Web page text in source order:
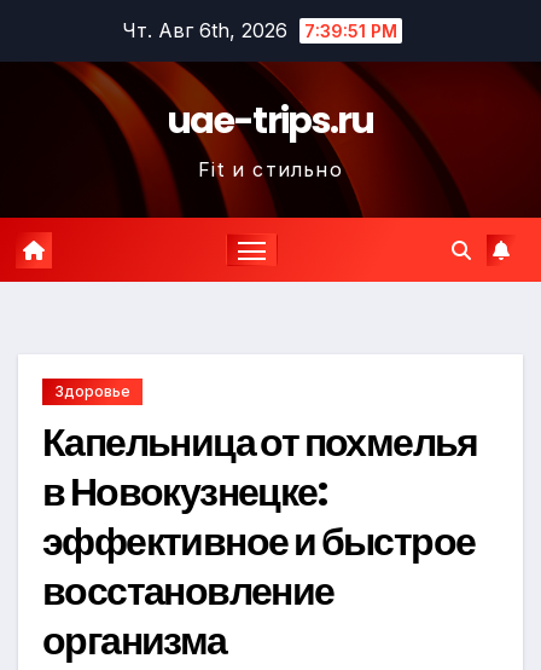
содержимому
Чт. Авг 6th, 2026 7:39:52 PM
uae-trips.ru
Fit и стильно
Здоровье
Капельница от похмелья
в Новокузнецке:
эффективное и быстрое
восстановление
организма